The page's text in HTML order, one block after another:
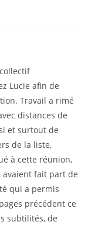
Lucie afin de
Travail a rimé
distances de
et surtout de
de la liste,
à cette réunion,
avaient fait part de
qui a permis
précédent ce
subtilités, de